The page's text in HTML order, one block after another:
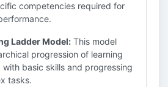
competencies required for
Ladder Model: This model
progression of learning
basic skills and progressing
tasks.